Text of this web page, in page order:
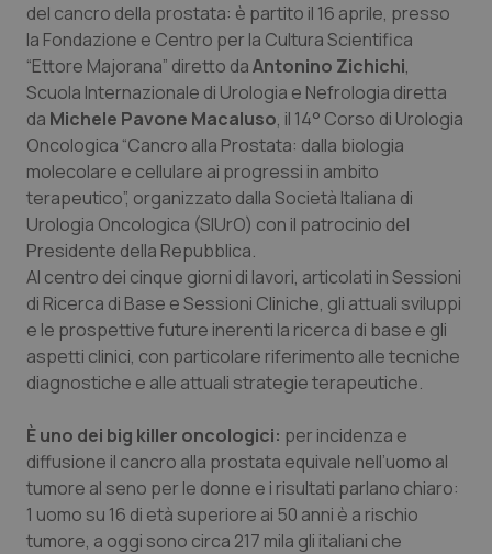
Abruzzo
Basilicata
Calabria
Campania
Emilia-Romagna
Friuli Venezia Giulia
Lazio
Lombardia
Marche
QS Pro Gold
Artrite & artrosi
Asma & BPCO
Car-T
Colesterolo & coronaropatie
Dermatite Atopica
Diabete & glucometri
Dolore
Donna & Salute
QS Club Newsletter
del cancro della prostata: è partito il 16 aprile, presso
la Fondazione e Centro per la Cultura Scientifica
“Ettore Majorana” diretto daAntonino Zichichi,
Scuola Internazionale di Urologia e Nefrologia diretta
da Michele Pavone Macaluso, il 14° Corso di Urologia
Oncologica “Cancro alla Prostata: dalla biologia
molecolare e cellulare ai progressi in ambito
terapeutico”, organizzato dalla Società Italiana di
Urologia Oncologica (SIUrO) con il patrocinio del
Presidente della Repubblica.
Al centro dei cinque giorni di lavori, articolati in Sessioni
di Ricerca di Base e Sessioni Cliniche, gli attuali sviluppi
e le prospettive future inerenti la ricerca di base e gli
aspetti clinici, con particolare riferimento alle tecniche
diagnostiche e alle attuali strategie terapeutiche.
È uno dei big killer oncologici: per incidenza e
diffusione il cancro alla prostata equivale nell’uomo al
tumore al seno per le donne e i risultati parlano chiaro:
1 uomo su 16 di età superiore ai 50 anni è a rischio
tumore, a oggi sono circa 217 mila gli italiani che